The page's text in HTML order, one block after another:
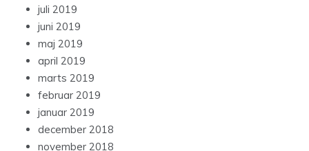
juli 2019
juni 2019
maj 2019
april 2019
marts 2019
februar 2019
januar 2019
december 2018
november 2018